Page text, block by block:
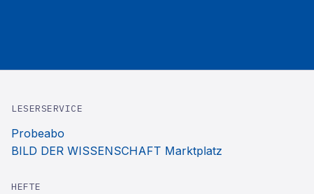
LESERSERVICE
Probeabo
BILD DER WISSENSCHAFT Marktplatz
HEFTE